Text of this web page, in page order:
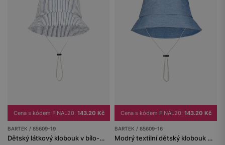
Cena s kódem FINAL20: 143.20 Kč
BARTEK / 85609-19
Dětský látkový klobouk v bílo-modrých pruzích
Cena s kódem FINAL20: 143.20 Kč
BARTEK / 85609-16
Modrý textilní dětský klobouk BARTEK 85609-16